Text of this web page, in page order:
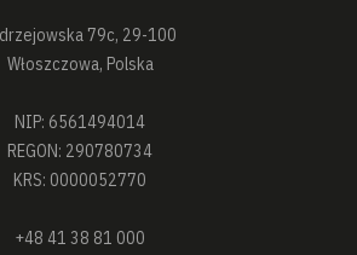
79c, 29-100
Włoszczowa, Polska
NIP: 6561494014
REGON: 290780734
KRS: 0000052770
+48 41 38 81 000